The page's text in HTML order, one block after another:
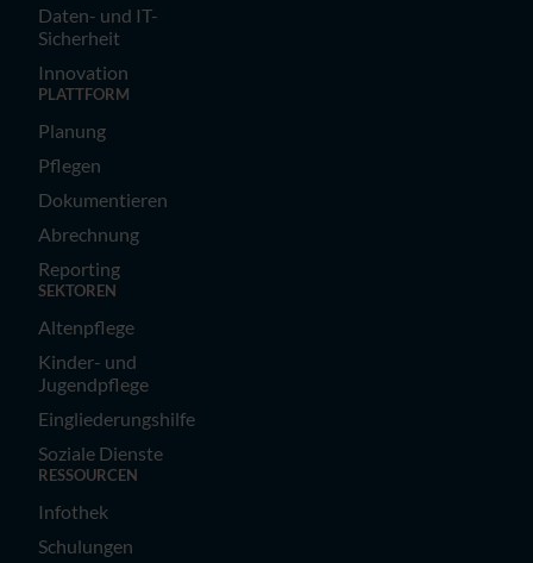
Daten- und IT-
Sicherheit
Innovation
PLATTFORM
Planung
Pflegen
Dokumentieren
Abrechnung
Reporting
SEKTOREN
Altenpflege
Kinder- und
Jugendpflege
Eingliederungshilfe
Soziale Dienste
RESSOURCEN
Infothek
Schulungen